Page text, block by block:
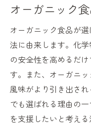
オーガニック
オーガニック食品が
法に由来します。化
の安全性を高めるだ
す。また、オーガニ
風味がより引き出さ
でも選ばれる理由の
を支援したいと考え